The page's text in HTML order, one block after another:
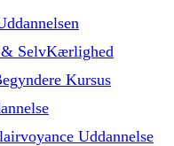
SelvKærlighed
Kursus
Uddannelse